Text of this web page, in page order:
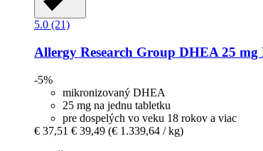
5.0 (21)
Allergy Research Group DHEA 25 mg
-5%
mikronizovaný DHEA
25 mg na jednu tabletku
pre dospelých vo veku 18 rokov a viac
€ 37,51 € 39,49 (€ 1.339,64 / kg)